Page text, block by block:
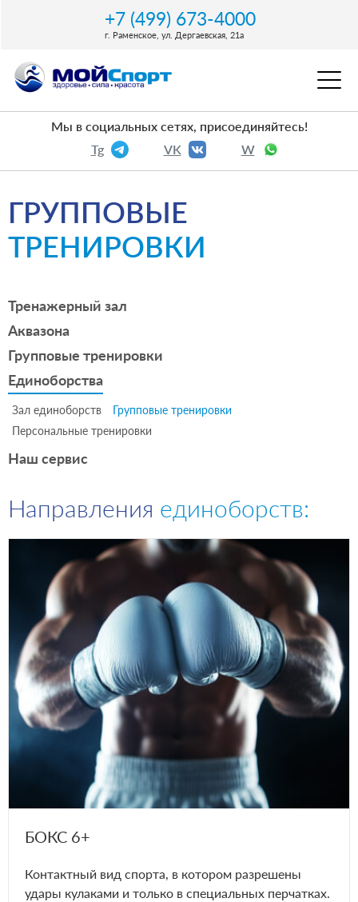
+7 (499) 673-4000
г. Раменское, ул. Дергаевская, 21a
Мы в социальных сетях, присоединяйтесь!
Tg
VK W
ГРУППОВЫЕ
ТРЕНИРОВКИ
Тренажерный зал
Аквазона
Групповые тренировки
Единоборства
Зал единоборств
Групповые тренировки
Персональные тренировки
Наш сервис
Направления единоборств:
БОКС 6+
Контактный вид спорта, в котором разрешены
удары кулаками и только в специальных перчатках.